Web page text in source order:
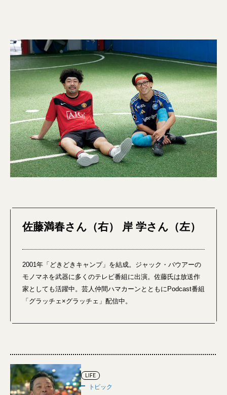
佐藤満春さん（右） 岸 学さん（左）
2001年「どきどきキャンプ」を結成。ジャック・バウアーの
モノマネを武器に多くのテレビ番組に出演。佐藤氏は放送作
家としても活躍中。芸人仲間ハマカーンとともにPodcast番組
「グラッチェ×グラッチェ」配信中。
LIFE
トピック